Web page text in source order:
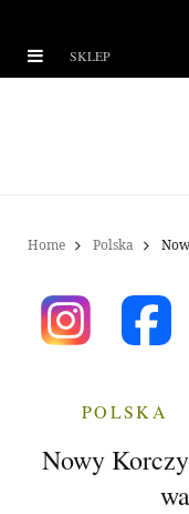
SKLEP
Home Polska
POLSKA
Nowy